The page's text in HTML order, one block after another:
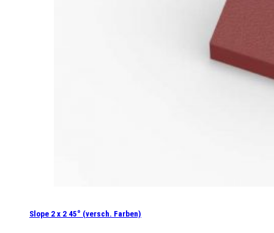
Slope 2 x 2 45° (versch. Farben)